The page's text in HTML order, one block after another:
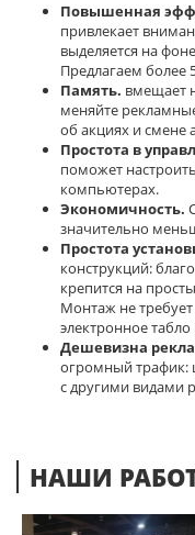
Повышенная
привлекает
выделяется на
Предлагаем более
Память. вмещает
меняйте
об акциях и смене
Простота в
поможет
компьютерах.
Экономичность.
значительно
Простота
конструкций:
крепится на
Монтаж не
электронное
Дешевизна
огромный трафик:
с другими видами
НАШИ